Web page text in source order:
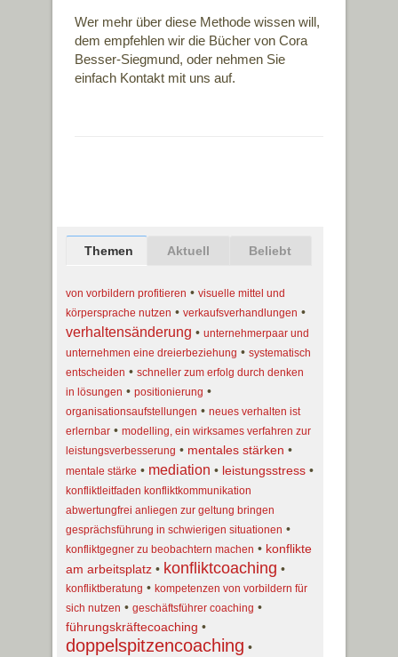
Wer mehr über diese Methode wissen will,
dem empfehlen wir die Bücher von Cora
Besser-Siegmund, oder nehmen Sie
einfach Kontakt mit uns auf.
Themen Aktuell Beliebt
von vorbildern profitieren • visuelle mittel und
körpersprache nutzen • verkaufsverhandlungen •
verhaltensänderung • unternehmerpaar und
unternehmen eine dreierbeziehung • systematisch
entscheiden • schneller zum erfolg durch denken
in lösungen • positionierung •
organisationsaufstellungen • neues verhalten ist
erlernbar • modelling, ein wirksames verfahren zur
leistungsverbesserung • mentales stärken •
mentale stärke • mediation • leistungsstress •
konfliktleitfaden konfliktkommunikation
abwertungfrei anliegen zur geltung bringen
gesprächsführung in schwierigen situationen •
konfliktgegner zu beobachtern machen • konflikte
am arbeitsplatz • konfliktcoaching •
konfliktberatung • kompetenzen von vorbildern für
sich nutzen • geschäftsführer coaching •
führungskräftecoaching •
doppelspitzencoaching •